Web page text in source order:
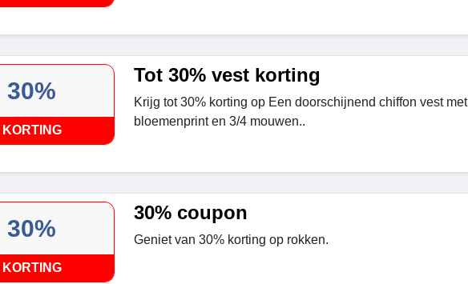
30%
KORTING
Tot 30% vest korting
Krijg tot 30% korting op Een doorschijnend chiffon vest met
bloemenprint en 3/4 mouwen..
30%
KORTING
30% coupon
Geniet van 30% korting op rokken.